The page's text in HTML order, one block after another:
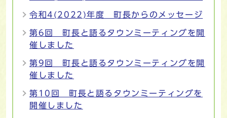
令和4(2022)年度 町長からのメッセージ
第6回 町長と語るタウンミーティングを開
催しました
第9回 町長と語るタウンミーティングを開
催しました
第10回 町長と語るタウンミーティングを
開催しました